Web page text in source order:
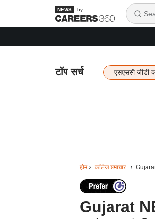
by
टॉप सर्च एसएससी जीडी
होम कॉलेज समाचार
Gujarat